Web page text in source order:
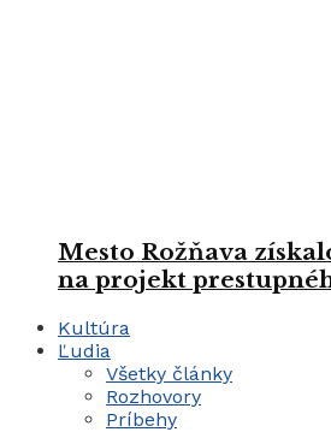
Mesto Rožňava
na projekt
Kultúra
Ľudia
Všetky články
Rozhovory
Príbehy